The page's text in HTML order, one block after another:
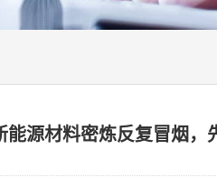
能源材料密炼反复冒烟，